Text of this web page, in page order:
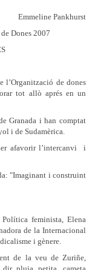
Emmeline Pankhurst
Dones 2007
l’Organització de dones
tot allò aprés en un
Granada i han comptat
i de Sudamèrica.
afavorir l’intercanvi i
"Imaginant i construint
feminista, Elena
de la Internacional
i gènere.
de la veu de Zuriñe,